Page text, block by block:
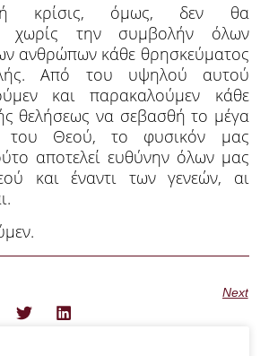
κρίσις, όμως, δεν θα
χωρίς την συμβολήν όλων
ανθρώπων κάθε θρησκεύματος
Από του υψηλού αυτού
και παρακαλούμεν κάθε
θελήσεως να σεβασθή το μέγα
του Θεού, το φυσικόν μας
αποτελεί ευθύνην όλων μας
και έναντι των γενεών, αι
Next